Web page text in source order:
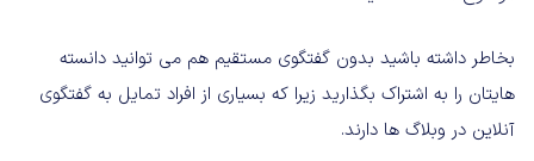
بخاطر داشته باشید بدون گفتگوی مستقیم هم می توانید دانسته
هایتان را به اشتراک بگذارید زیرا که بسیاری از افراد تمایل به گفتگوی
آنلاین در وبلاگ ها دارند.